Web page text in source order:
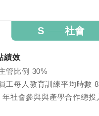
S 社會
績效
管比例 30%
工每人教育訓練平均時數
年社會參與與產學合作總投